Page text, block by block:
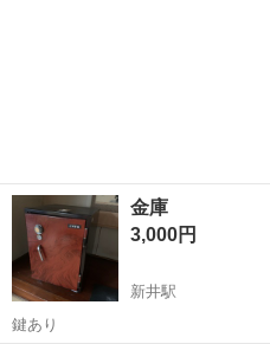
金庫
3,000円
新井駅
鍵あり